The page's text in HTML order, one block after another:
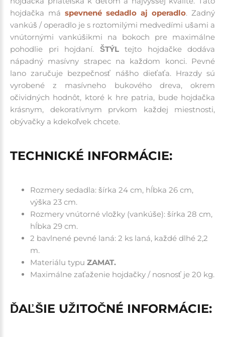
hojdačka má spevnené sedadlo aj operadlo. Zadný
vankúš / operadlo je s roztomilými medvedími ušami a
vnútornými vankúšikmi na bokoch pre maximálne
pohodlie pri hojdaní. ŠTÝLtejto hojdačke dodáva
nápadný masívny strapec na každom konci. Pevné
lano zaručuje bezpečnosť nášho dieťaťa. Hrazdy sú
vyrobené z masívneho bukového dreva, okrem
očividných hodnôt, ktoré k hre patria, bude hojdačka
krásnym, dekoratívnym prvkom každej miestnosti,
obývačky a kdekoľvek chcete.
TECHNICKÉ INFORMÁCIE:
Rozmery sedadla: šírka 24 cm, hĺbka 26 cm,
výška 23 cm.
Rozmery vnútorné vložky (vankúše): šírka 28 cm,
hĺbka 29 cm.
2 bavlnené pevné laná: 2 ks laná, každé dlhé 2,2
m.
Materiálu typu ZAMAT.
Maximálne zaťaženie hojdačky / nosnosť je 20 kg.
ĎAĽŠIE UŽITOČNÉ INFORMÁCIE: